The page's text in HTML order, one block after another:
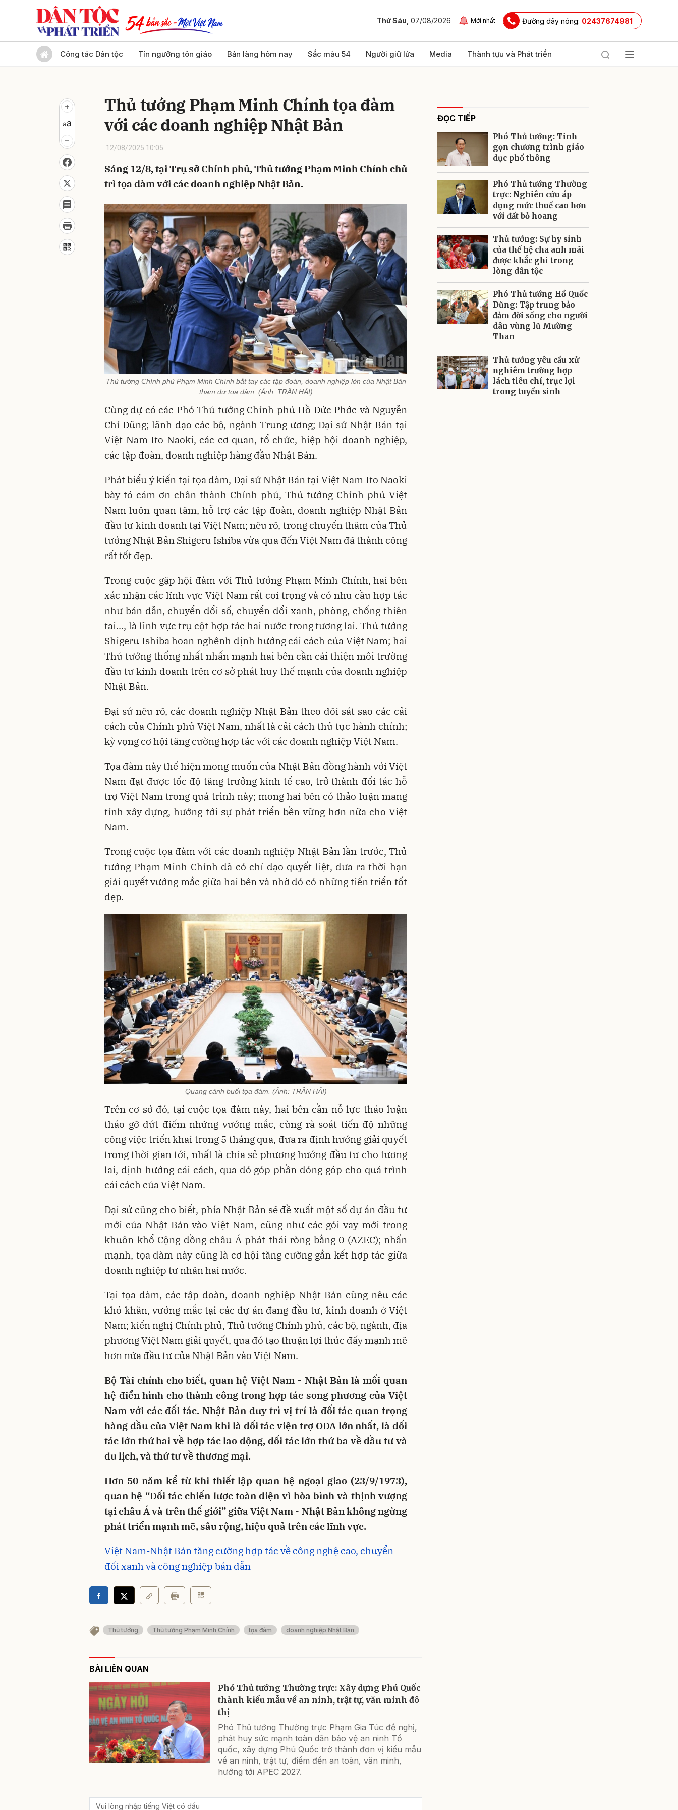
Thứ Sáu, 07/08/2026 Mới nhất Đường dây nóng: 02437674981
Công tác Dân tộc Tín ngưỡng tôn giáo Bản làng hôm nay Sắc màu 54 Người giữ lửa Media Thành tựu và Phát triển
Thủ tướng Phạm Minh Chính tọa đàm
với các doanh nghiệp Nhật Bản
12/08/2025 10:05
Sáng 12/8, tại Trụ sở Chính phủ, Thủ tướng Phạm Minh Chính chủ
trì tọa đàm với các doanh nghiệp Nhật Bản.
Thủ tướng Chính phủ Phạm Minh Chính bắt tay các tập đoàn, doanh nghiệp lớn của Nhật Bản
tham dự tọa đàm. (Ảnh: TRẦN HẢI)
Cùng dự có các Phó Thủ tướng Chính phủ Hồ Đức Phớc và Nguyễn
Chí Dũng; lãnh đạo các bộ, ngành Trung ương; Đại sứ Nhật Bản tại
Việt Nam Ito Naoki, các cơ quan, tổ chức, hiệp hội doanh nghiệp,
các tập đoàn, doanh nghiệp hàng đầu Nhật Bản.
Phát biểu ý kiến tại tọa đàm, Đại sứ Nhật Bản tại Việt Nam Ito Naoki
bày tỏ cảm ơn chân thành Chính phủ, Thủ tướng Chính phủ Việt
Nam luôn quan tâm, hỗ trợ các tập đoàn, doanh nghiệp Nhật Bản
đầu tư kinh doanh tại Việt Nam; nêu rõ, trong chuyến thăm của Thủ
tướng Nhật Bản Shigeru Ishiba vừa qua đến Việt Nam đã thành công
rất tốt đẹp.
Trong cuộc gặp hội đàm với Thủ tướng Phạm Minh Chính, hai bên
xác nhận các lĩnh vực Việt Nam rất coi trọng và có nhu cầu hợp tác
như bán dẫn, chuyển đổi số, chuyển đổi xanh, phòng, chống thiên
tai..., là lĩnh vực trụ cột hợp tác hai nước trong tương lai. Thủ tướng
Shigeru Ishiba hoan nghênh định hướng cải cách của Việt Nam; hai
Thủ tướng thống nhất nhấn mạnh hai bên cần cải thiện môi trường
đầu tư kinh doanh trên cơ sở phát huy thế mạnh của doanh nghiệp
Nhật Bản.
Đại sứ nêu rõ, các doanh nghiệp Nhật Bản theo dõi sát sao các cải
cách của Chính phủ Việt Nam, nhất là cải cách thủ tục hành chính;
kỳ vọng cơ hội tăng cường hợp tác với các doanh nghiệp Việt Nam.
Tọa đàm này thể hiện mong muốn của Nhật Bản đồng hành với Việt
Nam đạt được tốc độ tăng trưởng kinh tế cao, trở thành đối tác hỗ
trợ Việt Nam trong quá trình này; mong hai bên có thảo luận mang
tính xây dựng, hướng tới sự phát triển bền vững hơn nữa cho Việt
Nam.
Trong cuộc tọa đàm với các doanh nghiệp Nhật Bản lần trước, Thủ
tướng Phạm Minh Chính đã có chỉ đạo quyết liệt, đưa ra thời hạn
giải quyết vướng mắc giữa hai bên và nhờ đó có những tiến triển tốt
đẹp.
Quang cảnh buổi tọa đàm. (Ảnh: TRẦN HẢI)
Trên cơ sở đó, tại cuộc tọa đàm này, hai bên cần nỗ lực thảo luận
tháo gỡ dứt điểm những vướng mắc, cùng rà soát tiến độ những
công việc triển khai trong 5 tháng qua, đưa ra định hướng giải quyết
trong thời gian tới, nhất là chia sẻ phương hướng đầu tư cho tương
lai, định hướng cải cách, qua đó góp phần đóng góp cho quá trình
cải cách của Việt Nam.
Đại sứ cũng cho biết, phía Nhật Bản sẽ đề xuất một số dự án đầu tư
mới của Nhật Bản vào Việt Nam, cũng như các gói vay mới trong
khuôn khổ Cộng đồng châu Á phát thải ròng bằng 0 (AZEC); nhấn
mạnh, tọa đàm này cũng là cơ hội tăng cường gắn kết hợp tác giữa
doanh nghiệp tư nhân hai nước.
Tại tọa đàm, các tập đoàn, doanh nghiệp Nhật Bản cũng nêu các
khó khăn, vướng mắc tại các dự án đang đầu tư, kinh doanh ở Việt
Nam; kiến nghị Chính phủ, Thủ tướng Chính phủ, các bộ, ngành, địa
phương Việt Nam giải quyết, qua đó tạo thuận lợi thúc đẩy mạnh mẽ
hơn nữa đầu tư của Nhật Bản vào Việt Nam.
Bộ Tài chính cho biết, quan hệ Việt Nam - Nhật Bản là mối quan
hệ điển hình cho thành công trong hợp tác song phương của Việt
Nam với các đối tác. Nhật Bản duy trì vị trí là đối tác quan trọng
hàng đầu của Việt Nam khi là đối tác viện trợ ODA lớn nhất, là đối
tác lớn thứ hai về hợp tác lao động, đối tác lớn thứ ba về đầu tư và
du lịch, và thứ tư về thương mại.
Hơn 50 năm kể từ khi thiết lập quan hệ ngoại giao (23/9/1973),
quan hệ “Đối tác chiến lược toàn diện vì hòa bình và thịnh vượng
tại châu Á và trên thế giới” giữa Việt Nam - Nhật Bản không ngừng
phát triển mạnh mẽ, sâu rộng, hiệu quả trên các lĩnh vực.
Việt Nam-Nhật Bản tăng cường hợp tác về công nghệ cao, chuyển
đổi xanh và công nghiệp bán dẫn
Thủ tướng Thủ tướng Phạm Minh Chính tọa đàm doanh nghiệp Nhật Bản
BÀI LIÊN QUAN
Phó Thủ tướng Thường trực: Xây dựng Phú Quốc
thành kiểu mẫu về an ninh, trật tự, văn minh đô
thị
Phó Thủ tướng Thường trực Phạm Gia Túc đề nghị,
phát huy sức mạnh toàn dân bảo vệ an ninh Tổ
quốc, xây dựng Phú Quốc trở thành đơn vị kiểu mẫu
về an ninh, trật tự, điểm đến an toàn, văn minh,
hướng tới APEC 2027.
ĐỌC TIẾP
Phó Thủ tướng: Tinh
gọn chương trình giáo
dục phổ thông
Phó Thủ tướng Thường
trực: Nghiên cứu áp
dụng mức thuế cao hơn
với đất bỏ hoang
Thủ tướng: Sự hy sinh
của thế hệ cha anh mãi
được khắc ghi trong
lòng dân tộc
Phó Thủ tướng Hồ Quốc
Dũng: Tập trung bảo
đảm đời sống cho người
dân vùng lũ Mường
Than
Thủ tướng yêu cầu xử
nghiêm trường hợp
lách tiêu chí, trục lợi
trong tuyển sinh
Gửi bình luận
Hủy Gửi